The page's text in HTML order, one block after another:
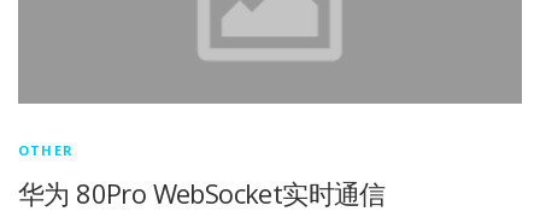
OTHER
华为 80Pro WebSocket实时通信